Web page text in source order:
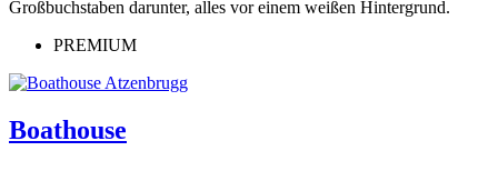
PREMIUM
Boathouse